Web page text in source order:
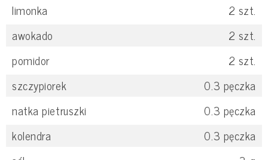
limonka
2 szt.
awokado
2 szt.
pomidor
2 szt.
szczypiorek
0.3 pęczka
natka pietruszki
0.3 pęczka
kolendra
0.3 pęczka